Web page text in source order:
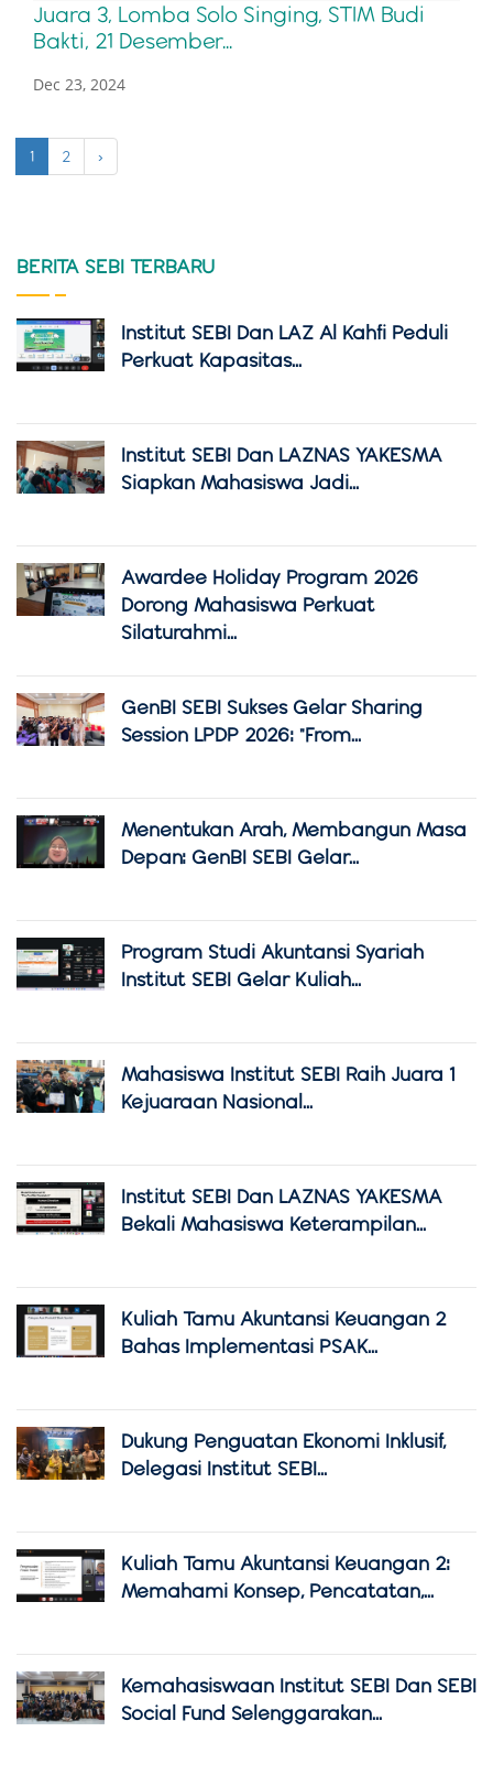
Juara 3, Lomba Solo Singing, STIM Budi
Bakti, 21 Desember...
Dec 23, 2024
1 2 ›
BERITA SEBI TERBARU
Institut SEBI Dan LAZ Al Kahfi Peduli
Perkuat Kapasitas...
Institut SEBI Dan LAZNAS YAKESMA
Siapkan Mahasiswa Jadi...
Awardee Holiday Program 2026
Dorong Mahasiswa Perkuat
Silaturahmi...
GenBI SEBI Sukses Gelar Sharing
Session LPDP 2026: "From...
Menentukan Arah, Membangun Masa
Depan: GenBI SEBI Gelar...
Program Studi Akuntansi Syariah
Institut SEBI Gelar Kuliah...
Mahasiswa Institut SEBI Raih Juara 1
Kejuaraan Nasional...
Institut SEBI Dan LAZNAS YAKESMA
Bekali Mahasiswa Keterampilan...
Kuliah Tamu Akuntansi Keuangan 2
Bahas Implementasi PSAK...
Dukung Penguatan Ekonomi Inklusif,
Delegasi Institut SEBI...
Kuliah Tamu Akuntansi Keuangan 2:
Memahami Konsep, Pencatatan,...
Kemahasiswaan Institut SEBI Dan SEBI
Social Fund Selenggarakan...